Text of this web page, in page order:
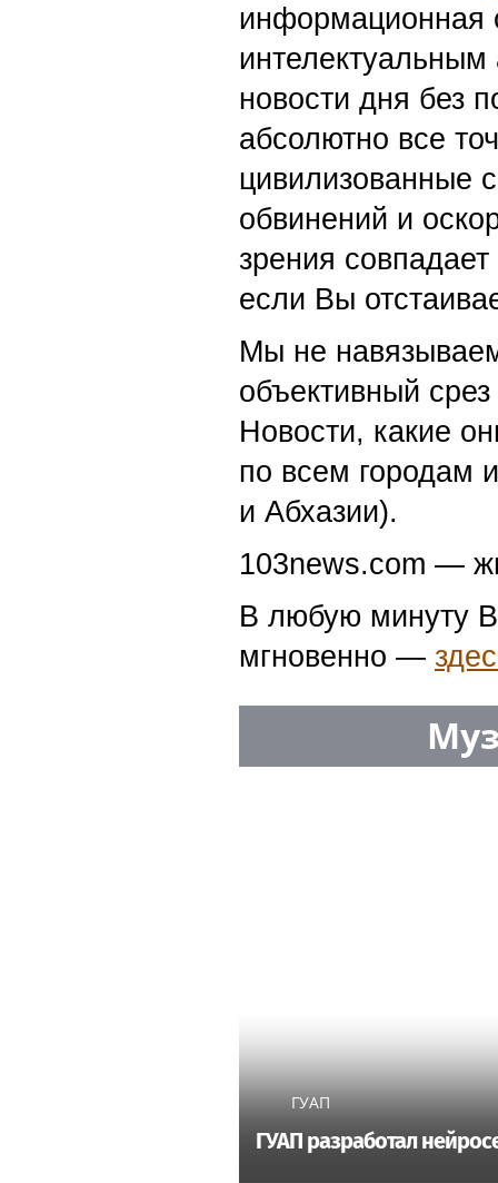
информационная
новости дня без
абсолютно все
цивилизованные
обвинений и
зрения
если Вы
Мы не
объективный
Новости, какие
по всем городам
и Абхазии).
103news.com —
В любую минуту
мгновенно —
ГУАП
ГУАП разработал